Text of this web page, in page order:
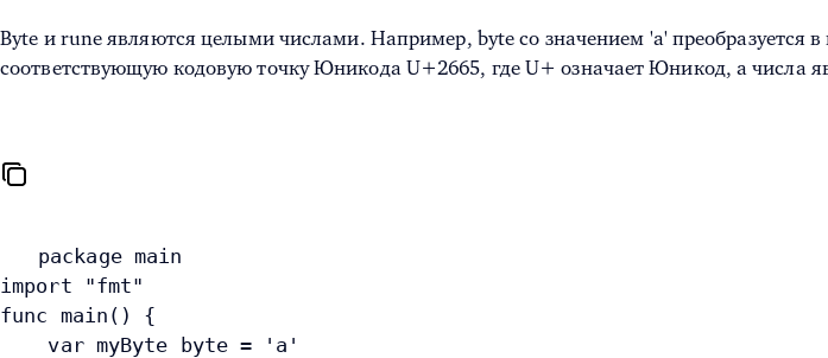
Byte и rune являются целыми числами. Например, byte со значением 'a' преобразуется
соответствующую кодовую точку Юникода U+2665, где U+ означает Юникод, а числа
package main
import "fmt"
func main() {
var myByte byte = 'a'